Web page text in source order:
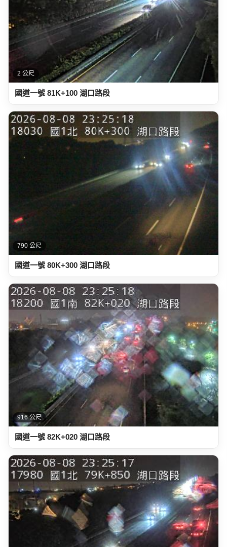
2 公尺
國道一號 81K+100 湖口路段
790 公尺
國道一號 80K+300 湖口路段
916 公尺
國道一號 82K+020 湖口路段